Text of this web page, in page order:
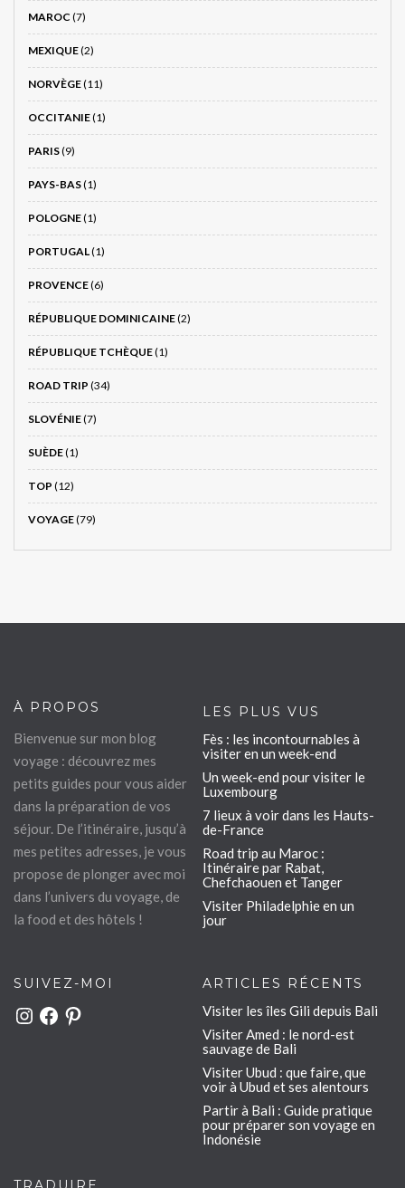
MAROC (7)
MEXIQUE(2)
NORVÈGE(11)
OCCITANIE(1)
PARIS(9)
PAYS-BAS(1)
POLOGNE(1)
PORTUGAL(1)
PROVENCE(6)
RÉPUBLIQUE DOMINICAINE(2)
RÉPUBLIQUE TCHÈQUE(1)
ROAD TRIP (34)
SLOVÉNIE(7)
SUÈDE(1)
TOP (12)
VOYAGE(79)
À PROPOS
Bienvenue sur mon blog
voyage : découvrez mes
petits guides pour vous aider
dans la préparation de vos
séjour. De l’itinéraire, jusqu’à
mes petites adresses, je vous
propose de plonger avec moi
dans l’univers du voyage, de
la food et des hôtels !
LES PLUS VUS
Fès : les incontournables à
visiter en un week-end
Un week-end pour visiter le
Luxembourg
7 lieux à voir dans les Hauts-
de-France
Road trip au Maroc :
Itinéraire par Rabat,
Chefchaouen et Tanger
Visiter Philadelphie en un
jour
SUIVEZ-MOI
Instagram
FacebookPinterest
ARTICLES RÉCENTS
Visiter les îles Gili depuis Bali
Visiter Amed : le nord-est
sauvage de Bali
Visiter Ubud : que faire, que
voir à Ubud et ses alentours
Partir à Bali : Guide pratique
pour préparer son voyage en
Indonésie